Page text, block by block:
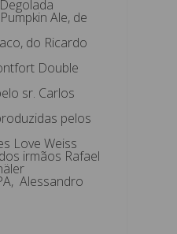
Ale, de
do Ricardo
Double
sr. Carlos
pelos
Love Weiss
irmãos Rafael
Alessandro